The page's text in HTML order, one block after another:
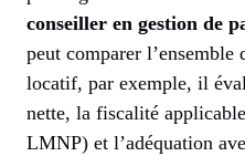
conseiller en gestion de
peut comparer
locatif, par exemple, il
nette, la fiscalité
LMNP) et l’adéquation